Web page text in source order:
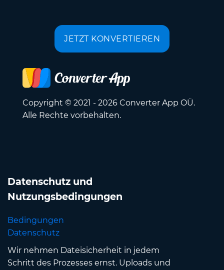
JETZT KONVERTIEREN
Copyright © 2021 - 2026 Converter App OÜ.
Alle Rechte vorbehalten.
Datenschutz und
Nutzungsbedingungen
Bedingungen
Datenschutz
Wir nehmen Dateisicherheit in jedem
Schritt des Prozesses ernst. Uploads und